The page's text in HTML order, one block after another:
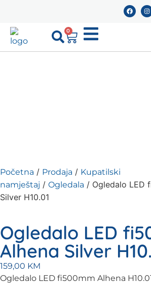
0
Početna / Prodaja / Kupatilski
namještaj / Ogledala / Ogledalo LED
Silver H10.01
Ogledalo LED
Alhena Silver
159,00 KM
Ogledalo LED fi500mm Alhena